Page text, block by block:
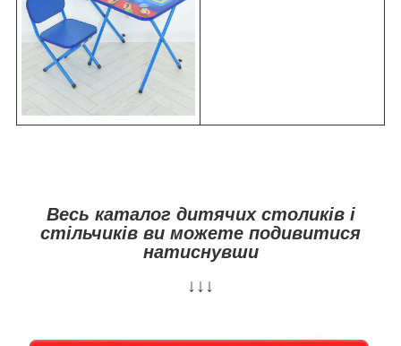
Весь каталог дитячих столиків і
стільчиків ви можете подивитися
натиснувши
↓↓↓